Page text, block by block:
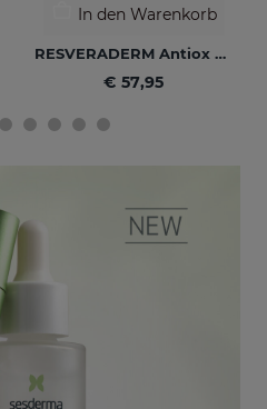
In den Warenkorb
RESVERADERM Antiox Anti-Aging-Konzentrat
€ 57,95